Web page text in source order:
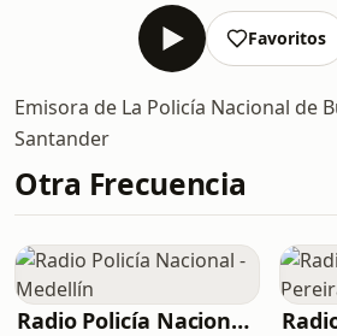
Favoritos
Emisora de La Policía Nacional de
Santander
Otra Frecuencia
Radio Policía Nacional - Medellín